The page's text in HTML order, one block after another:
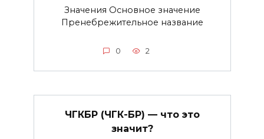
Значения Основное значение
Пренебрежительное название
0 2
ЧГКБР (ЧГК-БР) — что это
значит?